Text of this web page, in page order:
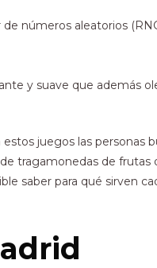
números aleatorios
y suave que además
juegos las personas
tragamonedas de frutas
saber para qué sirven